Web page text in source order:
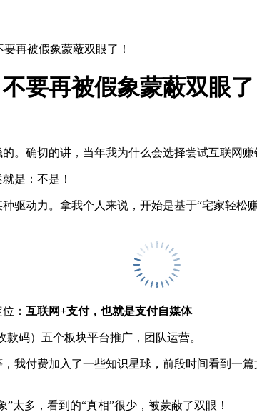
再被假象蒙蔽双眼了！
要再被假象蒙蔽双眼了
。确切的讲，当年我为什么会选择尝试互联网
是：不是！
驱动力。拿我个人来说，开始是基于“宅家轻松
： 互联网+支付，也就是支付自媒体
码）五个板块平台推广，团队运营。
我付费加入了一些知识星球，前段时间看到一
太多，看到的“真相”很少，被蒙蔽了双眼！